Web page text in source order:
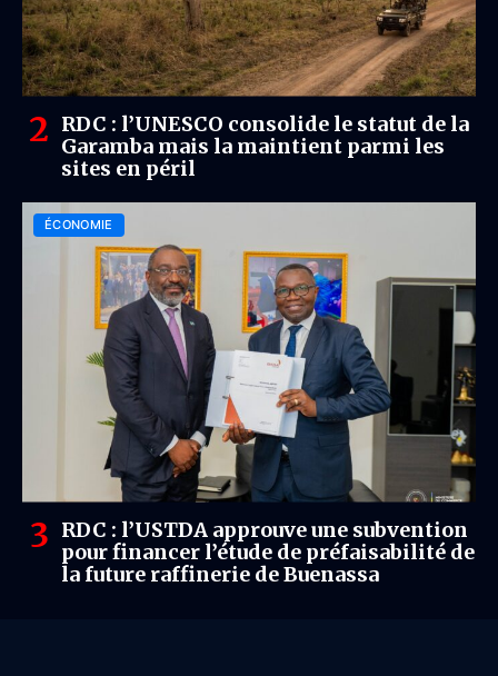
RDC : l’UNESCO consolide le statut de la
Garamba mais la maintient parmi les
sites en péril
ÉCONOMIE
RDC : l’USTDA approuve une subvention
pour financer l’étude de préfaisabilité de
la future raffinerie de Buenassa